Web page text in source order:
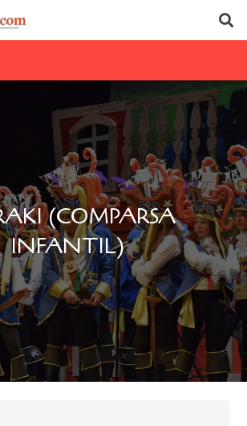
(COMPARSA
INFANTIL)